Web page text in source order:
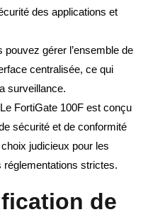
des applications et
pouvez gérer l’ensemble de
centralisée, ce qui
surveillance.
FortiGate 100F est conçu
sécurité et de conformité
judicieux pour les
strictes.
de